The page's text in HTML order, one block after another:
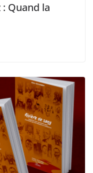
Quand la